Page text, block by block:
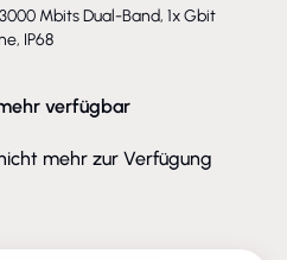
Mbits Dual-Band, 1x Gbit
IP68
verfügbar
mehr zur Verfügung